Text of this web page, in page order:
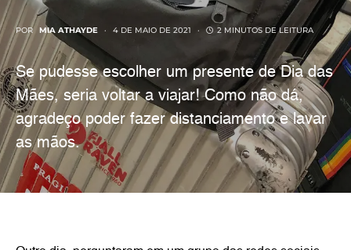
POR MIA ATHAYDE 4 DE MAIO DE 2021 2 MINUTOS DE LEITURA
Se pudesse escolher um presente de Dia das
Mães, seria voltar a viajar! Como não dá,
agradeço poder fazer distanciamento e lavar
as mãos.